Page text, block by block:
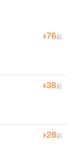
¥76起
¥38起
¥28起